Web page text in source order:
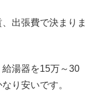
出張費で決まりま
湯器を15万～30
り安いです。